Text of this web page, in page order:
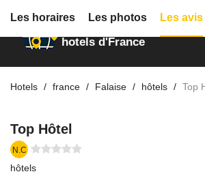
Annuaire des
hotels d'France
Hotels france Falaise hôtels Top
Top Hôtel
N.C
hôtels
Les horaires Les photos Les avis